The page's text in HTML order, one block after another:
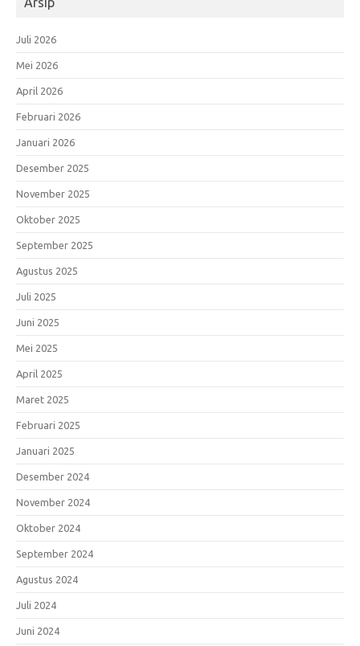
Juli 2026
Mei 2026
April 2026
Februari 2026
Januari 2026
Desember 2025
November 2025
Oktober 2025
September 2025
Agustus 2025
Juli 2025
Juni 2025
Mei 2025
April 2025
Maret 2025
Februari 2025
Januari 2025
Desember 2024
November 2024
Oktober 2024
September 2024
Agustus 2024
Juli 2024
Juni 2024